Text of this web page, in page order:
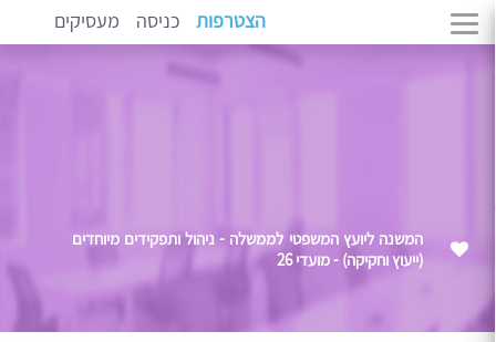
הצטרפות כניסה מעסיקים
המשנה ליועץ המשפטי לממשלה - ניהול ותפקידים מיוחדים
(ייעוץ וחקיקה) - מועדי 26